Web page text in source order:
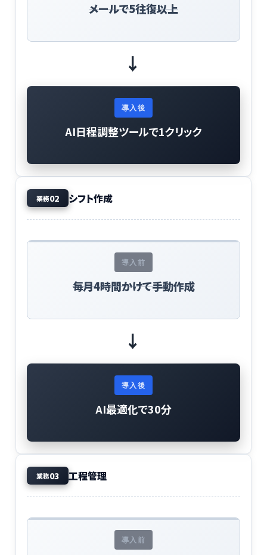
メールで5往復以上
→
導入後
AI日程調整ツールで1クリック
業務02 シフト作成
導入前
毎月4時間かけて手動作成
→
導入後
AI最適化で30分
業務03 工程管理
導入前